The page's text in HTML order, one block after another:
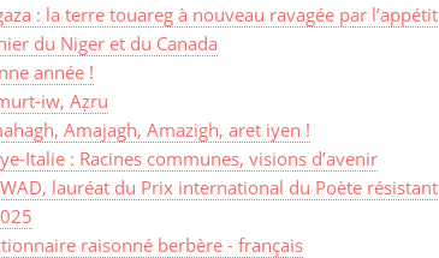
: la terre touareg à nouveau ravagée par l’appétit
du Niger et du Canada
année !
iw, Aẓru
Amajagh, Amazigh, aret iyen !
Italie : Racines communes, visions d’avenir
lauréat du Prix international du Poète résistant
raisonné berbère - français